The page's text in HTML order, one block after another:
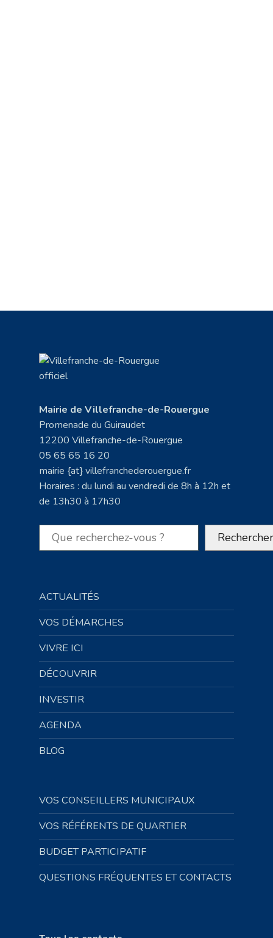
Mairie de Villefranche-de-Rouergue
Promenade du Guiraudet
12200 Villefranche-de-Rouergue
05 65 65 16 20
mairie {at} villefranchederouergue.fr
Horaires : du lundi au vendredi de 8h à 12h et
de 13h30 à 17h30
Rechercher Rechercher
ACTUALITÉS
VOS DÉMARCHES
VIVRE ICI
DÉCOUVRIR
INVESTIR
AGENDA
BLOG
VOS CONSEILLERS MUNICIPAUX
VOS RÉFÉRENTS DE QUARTIER
BUDGET PARTICIPATIF
QUESTIONS FRÉQUENTES ET CONTACTS